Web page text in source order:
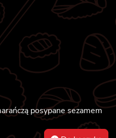
posypane sezamem